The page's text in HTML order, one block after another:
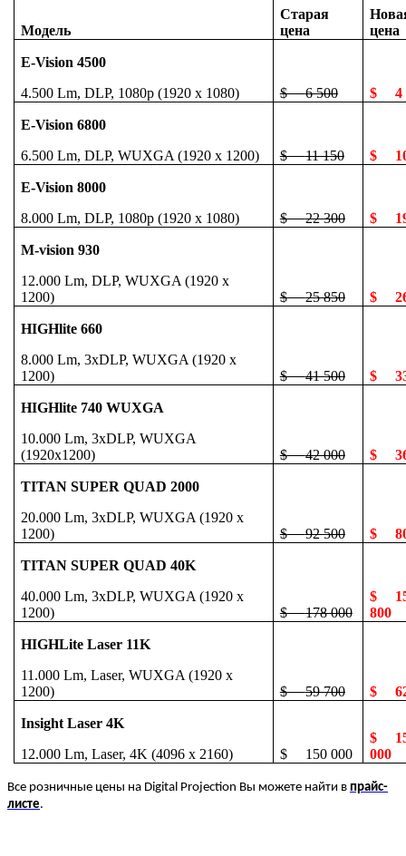
Модель
Старая
цена
цена
E-Vision 4500
4.500 Lm, DLP, 1080p (1920 x 1080)
$ 6 500 $ 4
E-Vision 6800
6.500 Lm, DLP, WUXGA (1920 x 1200)
$ 11 150 $
E-Vision 8000
8.000 Lm, DLP, 1080p (1920 x 1080)
$ 22 300 $
M-vision 930
12.000 Lm, DLP, WUXGA (1920 x
1200)
$ 25 850 $
HIGHlite 660
8.000 Lm, 3xDLP, WUXGA (1920 x
1200)
$ 41 500 $
HIGHlite 740 WUXGA
10.000 Lm, 3xDLP, WUXGA
(1920x1200)
$ 42 000 $
TITAN SUPER QUAD 2000
20.000 Lm, 3xDLP, WUXGA (1920 x
1200)
$ 92 500 $
TITAN SUPER QUAD 40K
40.000 Lm, 3xDLP, WUXGA (1920 x
1200)
$ 178 000
$
800
HIGHLite Laser 11K
11.000 Lm, Laser, WUXGA (1920 x
1200)
$ 59 700 $ 62
Insight Laser 4K
12.000 Lm, Laser, 4K (4096 x 2160)
$ 150 000
$
000
Все розничные цены на Digital Projection Вы можете найти в прайс-
листе.